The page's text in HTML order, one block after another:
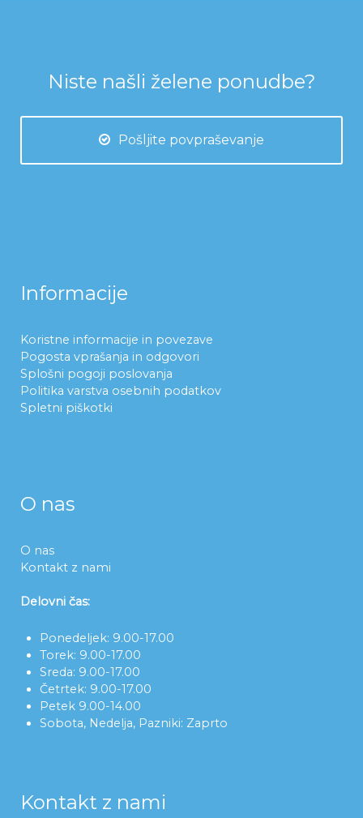
Niste našli želene ponudbe?
Pošljite povpraševanje
Informacije
Koristne informacije in povezave
Pogosta vprašanja in odgovori
Splošni pogoji poslovanja
Politika varstva osebnih podatkov
Spletni piškotki
O nas
O nas
Kontakt z nami
Delovni čas:
Ponedeljek: 9.00-17.00
Torek: 9.00-17.00
Sreda: 9.00-17.00
Četrtek: 9.00-17.00
Petek 9.00-14.00
Sobota, Nedelja, Pazniki: Zaprto
Kontakt z nami